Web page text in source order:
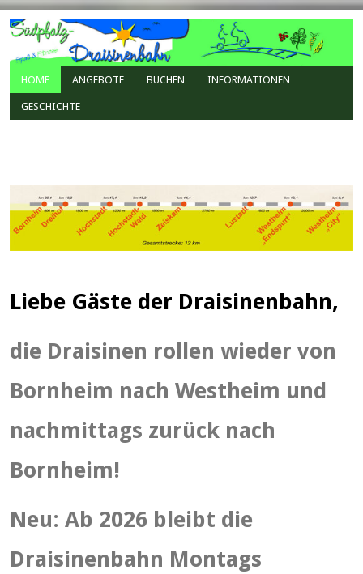
HOME ANGEBOTE BUCHEN INFORMATIONEN
GESCHICHTE
Liebe Gäste der Draisinenbahn,
die Draisinen rollen wieder von
Bornheim nach Westheim und
nachmittags zurück nach
Bornheim!
Neu: Ab 2026 bleibt die
Draisinenbahn Montags